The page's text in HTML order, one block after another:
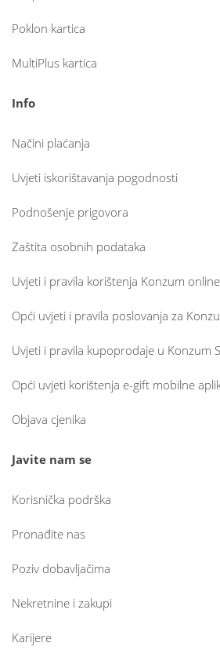
Poklon kartica
MultiPlus kartica
Info
Načini plaćanja
Uvjeti iskorištavanja pogodnosti
Podnošenje prigovora
Zaštita osobnih podataka
Uvjeti i pravila korištenja Konzum
Opći uvjeti i pravila poslovanja za
Uvjeti i pravila kupoprodaje u Konzum
Opći uvjeti korištenja e-gift mobilne
Objava cjenika
Javite nam se
Korisnička podrška
Pronađite nas
Poziv dobavljačima
Nekretnine i zakupi
Karijere